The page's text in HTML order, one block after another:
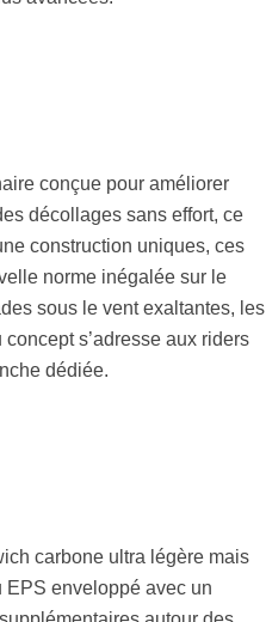
conçue pour améliorer
décollages sans effort, ce
construction uniques, ces
norme inégalée sur le
sous le vent exaltantes, les
s’adresse aux riders
dédiée.
carbone ultra légère mais
EPS enveloppé avec un